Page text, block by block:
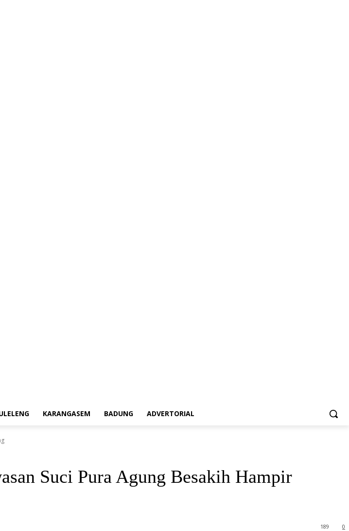
KARANGASEM BADUNG ADVERTORIAL
Suci Pura Agung Besakih Hampir
0
189